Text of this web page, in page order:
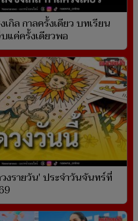
เกิล กาลครั้งเดียว บทเรียน
แค่ครั้งเดียวพอ
รายวัน' ประจำวันจันทร์ที่